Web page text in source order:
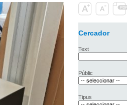
Cercador
Text
Públic
Tipus